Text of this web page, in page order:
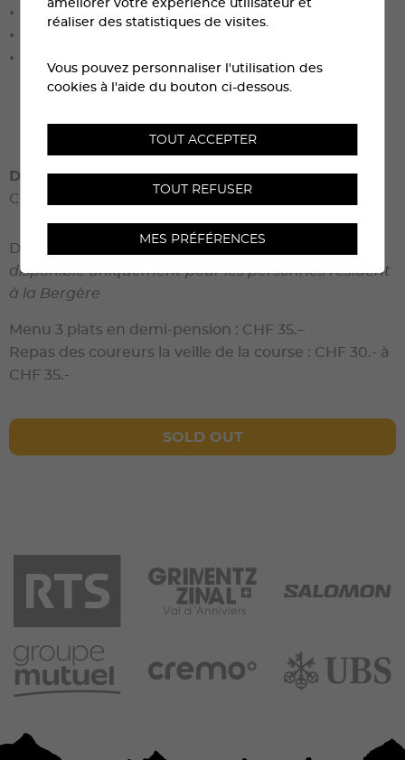
1 dossard pour la course Sierre-Zinal
nombreuses activités, avec réduction sur les
publics gratuits pendant le séjour
Du jeudi 6 août au lundi 10 août 2026
CHF 750.00, (incl. 1 dossard)
Dossard supplémentaire : CHF 160.-
disponible uniquement pour les personnes résident
à la Bergère
Menu 3 plats en demi-pension : CHF 35.–
Repas des coureurs la veille de la course : CHF 30.- à
CHF 35.-
SOLD OUT
améliorer votre expérience utilisateur et
réaliser des statistiques de visites.
Vous pouvez personnaliser l'utilisation des
cookies à l'aide du bouton ci-dessous.
TOUT ACCEPTER
TOUT REFUSER
MES PRÉFÉRENCES